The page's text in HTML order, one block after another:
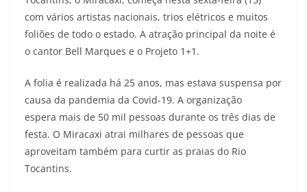
com vários artistas nacionais, trios elétricos e muitos
foliões de todo o estado. A atração principal da noite é
o cantor Bell Marques e o Projeto 1+1.
A folia é realizada há 25 anos, mas estava suspensa por
causa da pandemia da Covid-19. A organização
espera mais de 50 mil pessoas durante os três dias de
festa. O Miracaxi atrai milhares de pessoas que
aproveitam também para curtir as praias do Rio
Tocantins.